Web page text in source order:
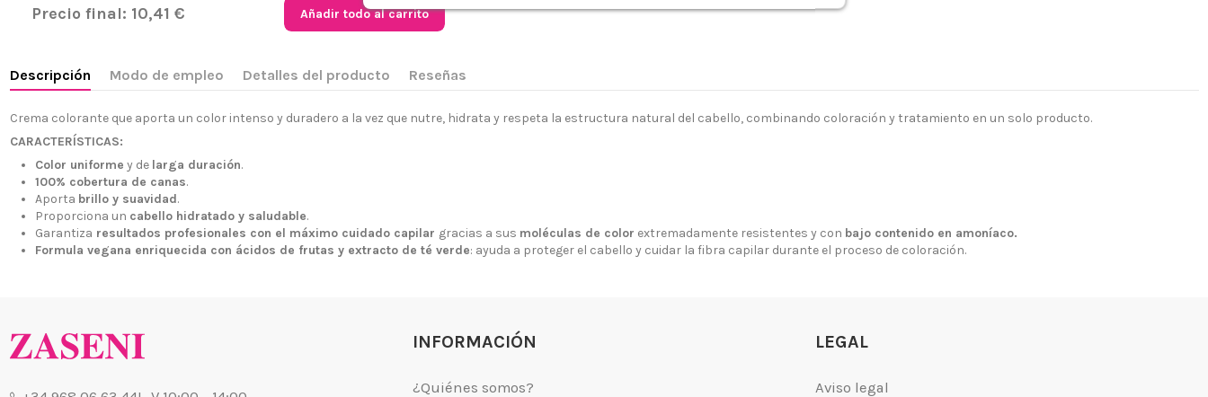
Precio final: 10,41 € Añadir todo al carrito
Descripción Modo de empleo Detalles del producto Reseñas
Crema colorante que aporta un color intenso y duradero a la vez que nutre, hidrata y respeta la estructura natural del cabello, combinando coloración y tratamiento en un solo producto.
CARACTERÍSTICAS:
Color uniforme y de larga duración.
100% cobertura de canas.
Aporta brillo y suavidad.
Proporciona un cabello hidratado y saludable.
Garantiza resultados profesionales con el máximo cuidado capilar gracias a sus moléculas de color extremadamente resistentes y con bajo contenido en amoníaco.
Formula vegana enriquecida con ácidos de frutas y extracto de té verde: ayuda a proteger el cabello y cuidar la fibra capilar durante el proceso de coloración.
+34 968 06 63 44L-V 10:00 - 14:00
+34 601 27 80 18
contacto@zaseni.com
INFORMACIÓN
Nuestras tiendas
LEGAL
Política de Cookies